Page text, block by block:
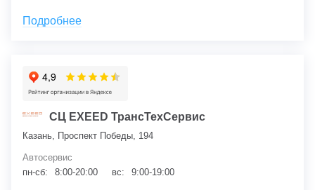
Подробнее
СЦ EXEED ТрансТехСервис
Казань, Проспект Победы, 194
Автосервис
пн-сб:
8:00-20:00 вс: 9:00-19:00